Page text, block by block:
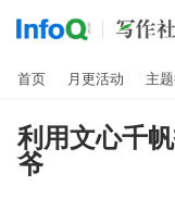
首页 月更活动 主
利用文心千
爷